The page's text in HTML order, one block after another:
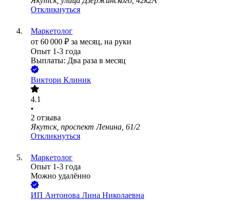
Откликнуться
Маркетолог
от 60 000 ₽ за месяц, на руки
Опыт 1-3 года
Выплаты: Два раза в месяц
Виктори Клиник
4.1
•
2 отзыва
Якутск, проспект Ленина, 61/2
Откликнуться
Маркетолог
Опыт 1-3 года
Можно удалённо
ИП Антонова Лина Николаевна